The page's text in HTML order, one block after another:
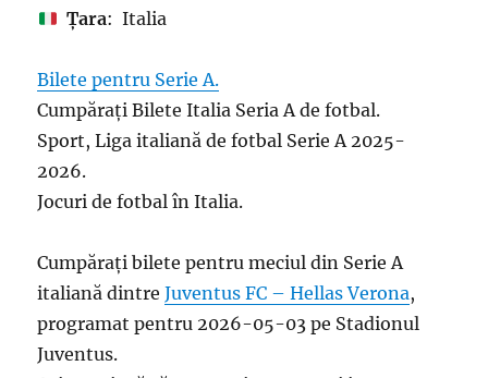
Țara: Italia
Bilete pentru Serie A.
Cumpărați Bilete Italia Seria A de fotbal.
Sport, Liga italiană de fotbal Serie A 2025-
2026.
Jocuri de fotbal în Italia.
Cumpărați bilete pentru meciul din Serie A
italiană dintreJuventus FC – Hellas Verona,
programat pentru 2026-05-03 pe Stadionul
Juventus.